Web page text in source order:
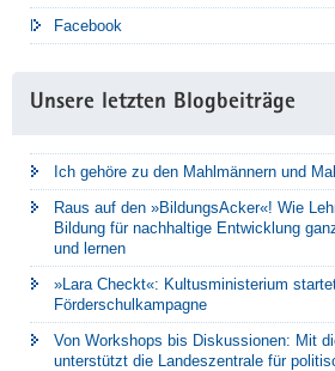
Facebook
Unsere letzten Blogbeiträge
Ich gehöre zu den Mahlmännern und
Raus auf den »BildungsAcker«! Wie
Bildung für nachhaltige Entwicklung
und lernen
»Lara Checkt«: Kultusministerium
Förderschulkampagne
Von Workshops bis Diskussionen: Mit
unterstützt die Landeszentrale für